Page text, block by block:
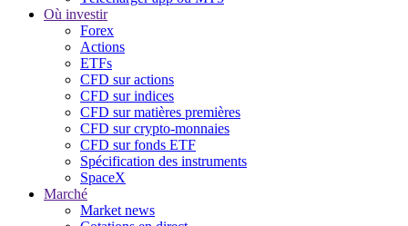
Où investir
Forex
Actions
ETFs
CFD sur actions
CFD sur indices
CFD sur matières premières
CFD sur crypto-monnaies
CFD sur fonds ETF
Spécification des instruments
SpaceX
Marché
Market news